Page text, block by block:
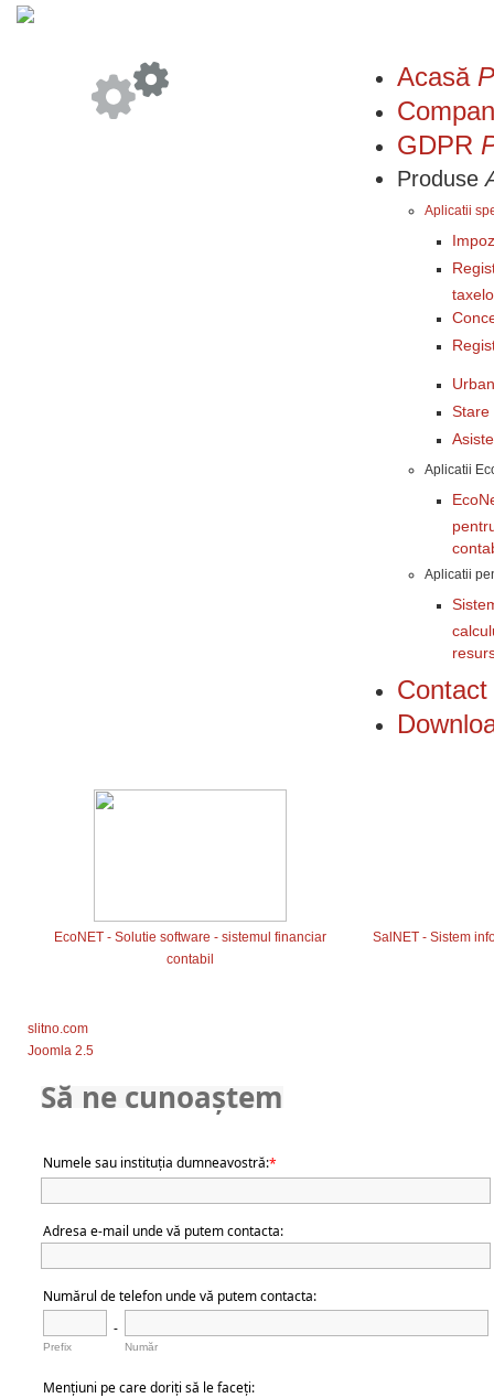
Acasă
GDPR
Produse
Aplicatii
Stare
Aplicatii
Aplicatii
Contact
EcoNET - Solutie software - sistemul financiar
contabil
SalNET - Sistem
slitno.com
Joomla 2.5
Să ne cunoaștem
Numele sau instituția dumneavostră:*
Adresa e-mail unde vă putem contacta:
Numărul de telefon unde vă putem contacta:
Prefix
-
Număr
Mențiuni pe care doriți să le faceți: